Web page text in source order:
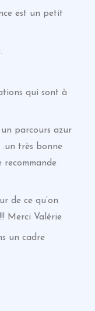
est un petit
qui sont à
parcours azur
.un très bonne
recommande
de ce qu’on
Merci Valérie
un cadre